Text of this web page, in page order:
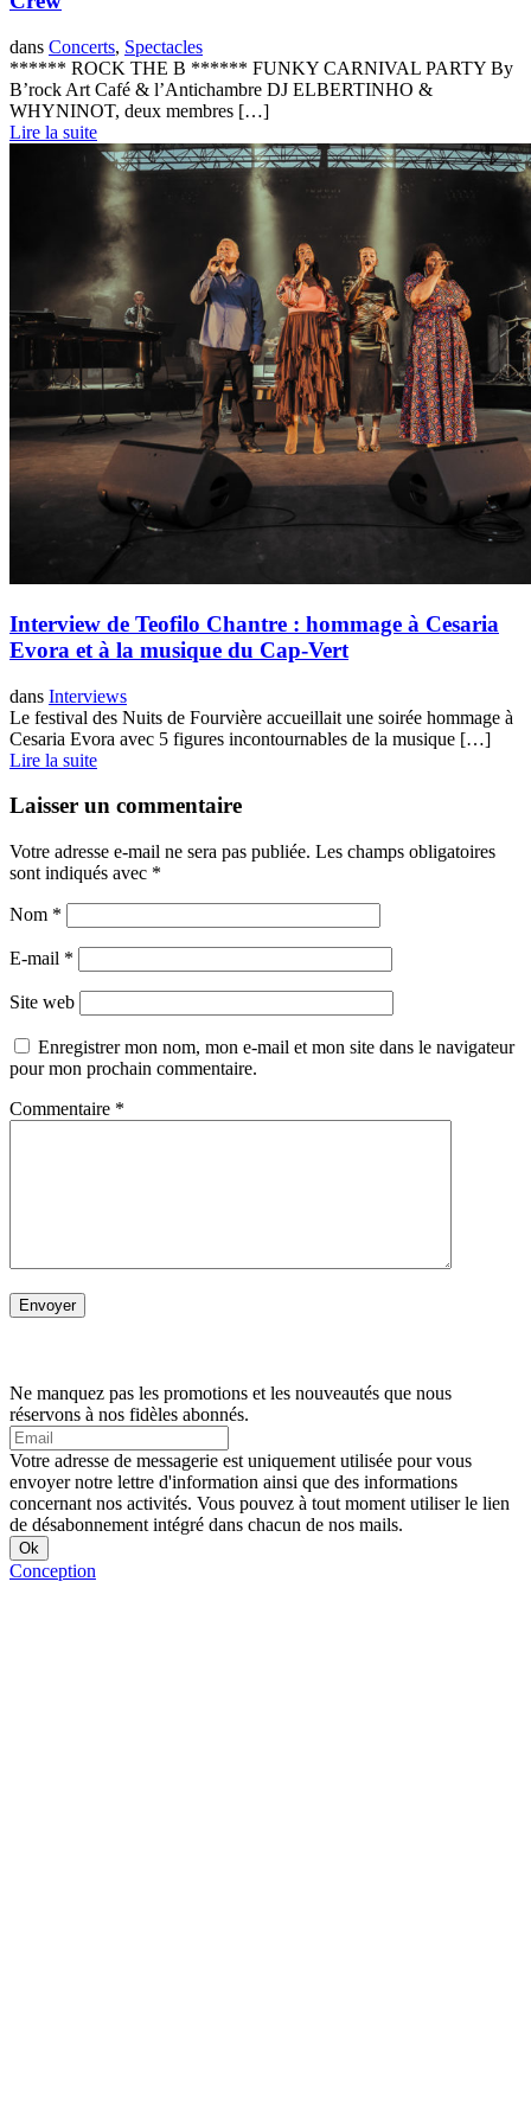
dans Concerts, Spectacles
****** ROCK THE B ****** FUNKY CARNIVAL PARTY By
B’rock Art Café & l’Antichambre DJ ELBERTINHO &
WHYNINOT, deux membres […]
Lire la suite
Interview de Teofilo Chantre : hommage à Cesaria
Evora et à la musique du Cap-Vert
dans Interviews
Le festival des Nuits de Fourvière accueillait une soirée hommage à
Cesaria Evora avec 5 figures incontournables de la musique […]
Lire la suite
Laisser un commentaire
Votre adresse e-mail ne sera pas publiée. Les champs obligatoires
sont indiqués avec *
Nom *
E-mail *
Site web
Enregistrer mon nom, mon e-mail et mon site dans le navigateur
pour mon prochain commentaire.
Commentaire *
Ne manquez pas les promotions et les nouveautés que nous
réservons à nos fidèles abonnés.
Votre adresse de messagerie est uniquement utilisée pour vous
envoyer notre lettre d'information ainsi que des informations
concernant nos activités. Vous pouvez à tout moment utiliser le lien
de désabonnement intégré dans chacun de nos mails.
Conception